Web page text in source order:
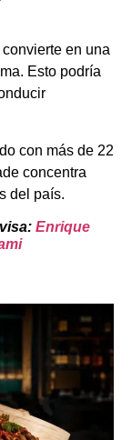
en una
Esto podría
con más de 22
concentra
del país.
Enrique